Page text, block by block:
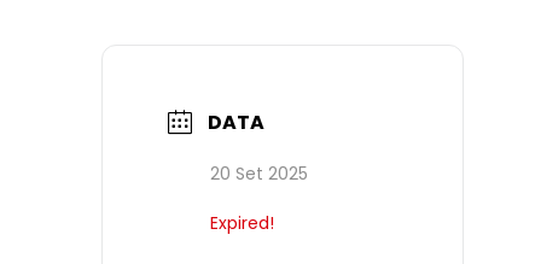
DATA
20 Set 2025
Expired!